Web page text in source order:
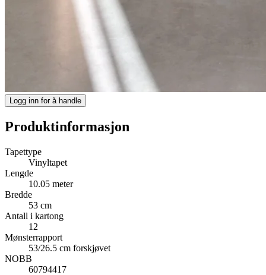
Logg inn for å handle
Produktinformasjon
Tapettype
Vinyltapet
Lengde
10.05 meter
Bredde
53 cm
Antall i kartong
12
Mønsterrapport
53/26.5 cm forskjøvet
NOBB
60794417